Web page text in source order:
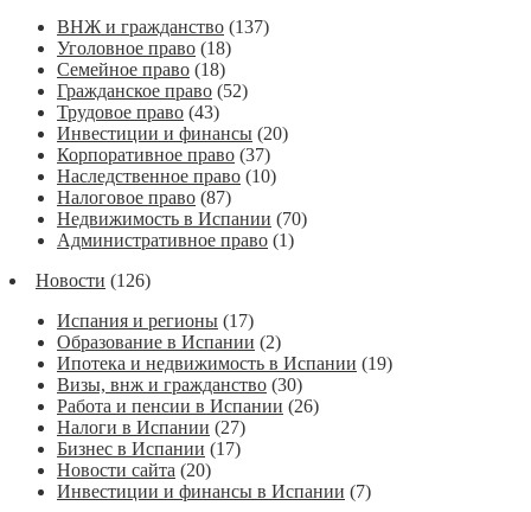
ВНЖ и гражданство (137)
Уголовное право (18)
Семейное право (18)
Гражданское право (52)
Трудовое право (43)
Инвестиции и финансы (20)
Корпоративное право (37)
Наследственное право (10)
Налоговое право (87)
Недвижимость в Испании (70)
Административное право (1)
Новости (126)
Испания и регионы (17)
Образование в Испании (2)
Ипотека и недвижимость в Испании (19)
Визы, внж и гражданство (30)
Работа и пенсии в Испании (26)
Налоги в Испании (27)
Бизнес в Испании (17)
Новости сайта (20)
Инвестиции и финансы в Испании (7)